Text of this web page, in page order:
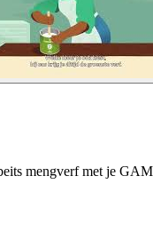
mengverf met je